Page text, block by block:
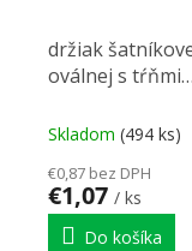
držiak
oválnej s tŕňmi
Skladom (494 ks)
€0,87 bez DPH
€1,07 / ks
Do košíka